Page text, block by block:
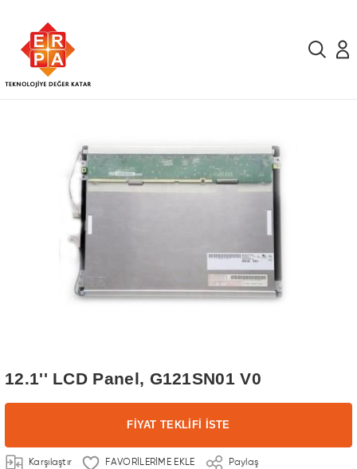
12.1'' LCD Panel, G121SN01 V0
FİYAT TEKLİFİ İSTE
Karşılaştır Paylaş